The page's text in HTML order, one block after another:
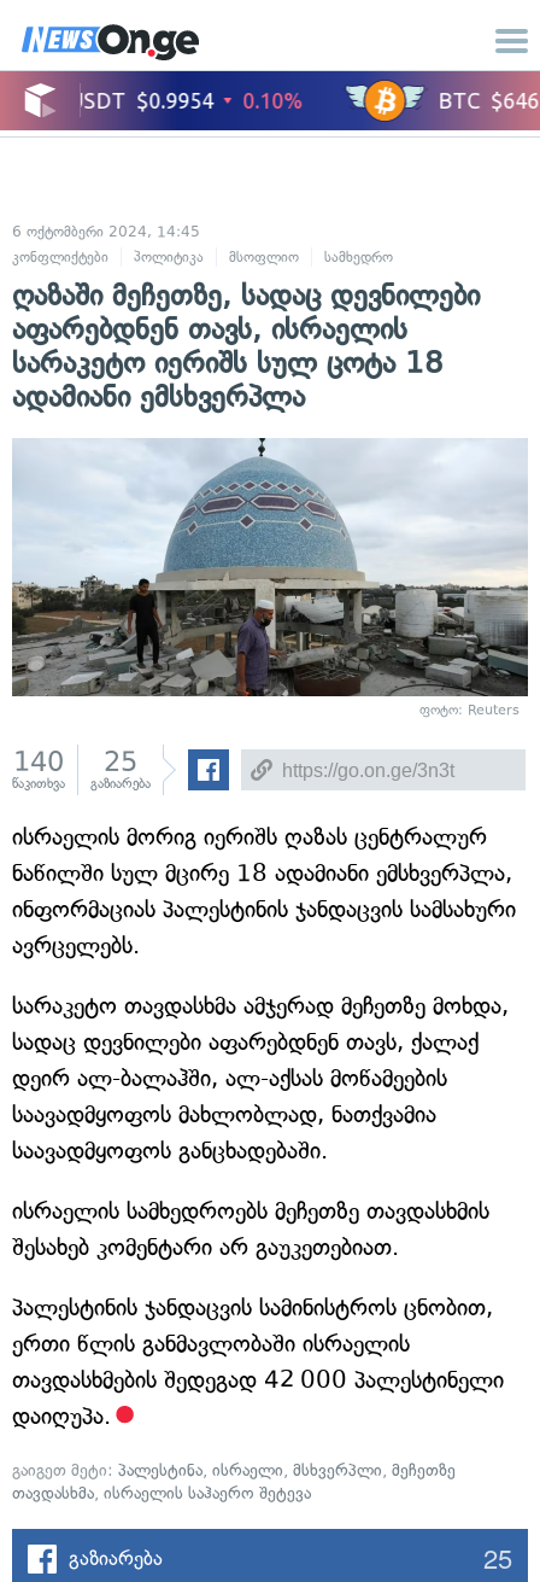
6 ოქტომბერი 2024, 14:45
კონფლიქტები
პოლიტიკა მსოფლიო სამხედრო
ღაზაში მეჩეთზე, სადაც დევნილები
აფარებდნენ თავს, ისრაელის
სარაკეტო იერიშს სულ ცოტა 18
ადამიანი ემსხვერპლა
ფოტო: Reuters
140
წაკითხვა
25
გაზიარება
ისრაელის მორიგ იერიშს ღაზას ცენტრალურ
ნაწილში სულ მცირე 18 ადამიანი ემსხვერპლა,
ინფორმაციას პალესტინის ჯანდაცვის სამსახური
ავრცელებს.
სარაკეტო თავდასხმა ამჯერად მეჩეთზე მოხდა,
სადაც დევნილები აფარებდნენ თავს, ქალაქ
დეირ ალ-ბალაჰში, ალ-აქსას მოწამეების
საავადმყოფოს მახლობლად, ნათქვამია
საავადმყოფოს განცხადებაში.
ისრაელის სამხედროებს მეჩეთზე თავდასხმის
შესახებ კომენტარი არ გაუკეთებიათ.
პალესტინის ჯანდაცვის სამინისტროს ცნობით,
ერთი წლის განმავლობაში ისრაელის
თავდასხმების შედეგად 42 000 პალესტინელი
დაიღუპა.
გაიგეთ მეტი: პალესტინა, ისრაელი, მსხვერპლი, მეჩეთზე
თავდასხმა, ისრაელის საჰაერო შეტევა
გაზიარება 25